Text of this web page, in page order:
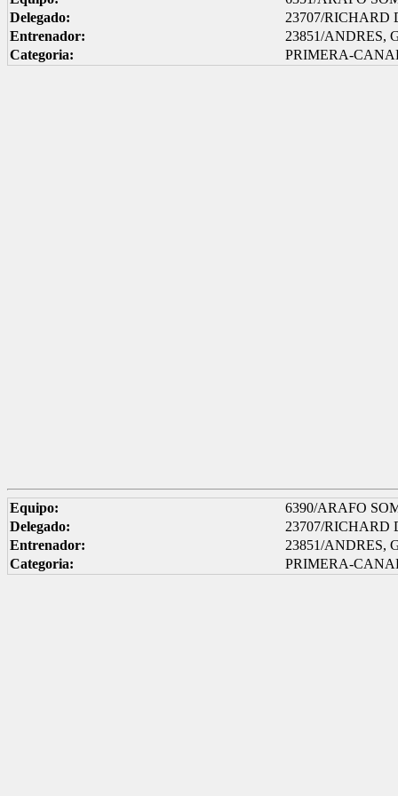
Delegado:
23707/RICHARD
Entrenador:
23851/ANDRES,
Categoria:
PRIMERA-
Equipo:
6390/ARAFO
Delegado:
23707/RICHARD
Entrenador:
23851/ANDRES,
Categoria:
PRIMERA-